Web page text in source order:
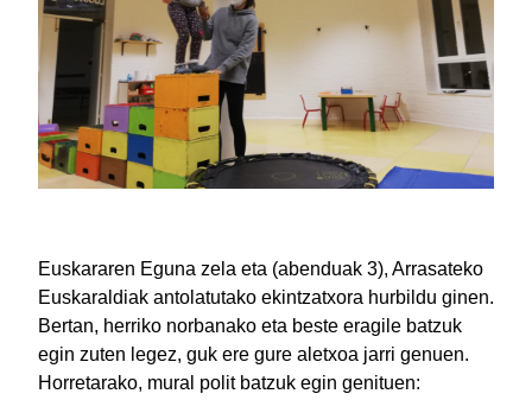
Euskararen Eguna zela eta (abenduak 3), Arrasateko
Euskaraldiak antolatutako ekintzatxora hurbildu ginen.
Bertan, herriko norbanako eta beste eragile batzuk
egin zuten legez, guk ere gure aletxoa jarri genuen.
Horretarako, mural polit batzuk egin genituen: